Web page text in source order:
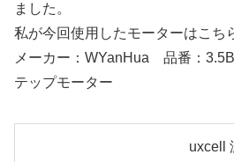
ました。
私が今回使用したモーターはこち
メーカー：WYanHua 品番：
テップモーター
uxcell